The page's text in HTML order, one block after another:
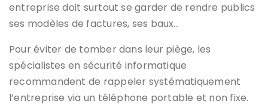
entreprise doit surtout se garder de rendre publics
ses modèles de factures, ses baux…
Pour éviter de tomber dans leur piège, les
spécialistes en sécurité informatique
recommandent de rappeler systématiquement
l’entreprise via un téléphone portable et non fixe.